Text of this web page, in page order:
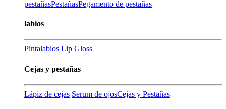
pestañasPestañasPegamento de pestañas
labios
Pintalabios Lip Gloss
Cejas y pestañas
Lápiz de cejas Serum de ojosCejas y Pestañas